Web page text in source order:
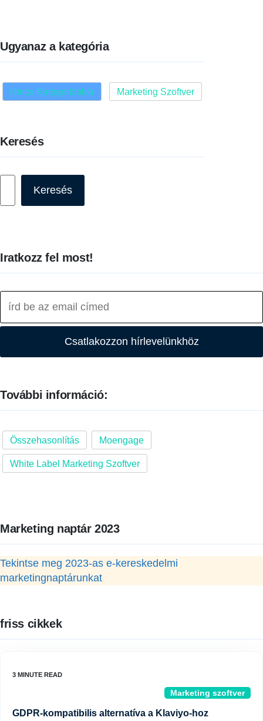
Ugyanaz a kategória
Nincs Kategorizálva Marketing Szoftver
Keresés
Keresés
Iratkozz fel most!
Csatlakozzon hírlevelünkhöz
További információ:
Összehasonlítás Moengage
White Label Marketing Szoftver
Marketing naptár 2023
Tekintse meg 2023-as e-kereskedelmi
marketingnaptárunkat
friss cikkek
Marketing szoftver
GDPR-kompatibilis alternatíva a Klaviyo-hoz